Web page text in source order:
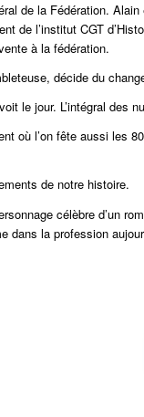
de la Fédération.
de l’institut CGT
à la fédération.
décide du
le jour. L’intégral
où l’on fête aussi les
de notre histoire.
célèbre d’un
dans la profession